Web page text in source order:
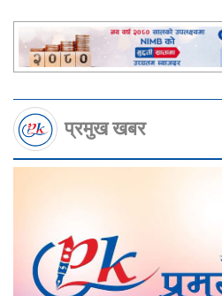
प्रमुख खबर